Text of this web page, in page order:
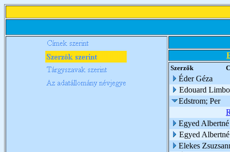
Szerzők
Éder Géza
Edouard
Edstrom; Per
Egyed Albertné
Egyed
Elekes